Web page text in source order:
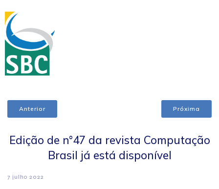
Anterior Próxima
Edição de n°47 da revista Computação
Brasil já está disponível
7 julho 2022